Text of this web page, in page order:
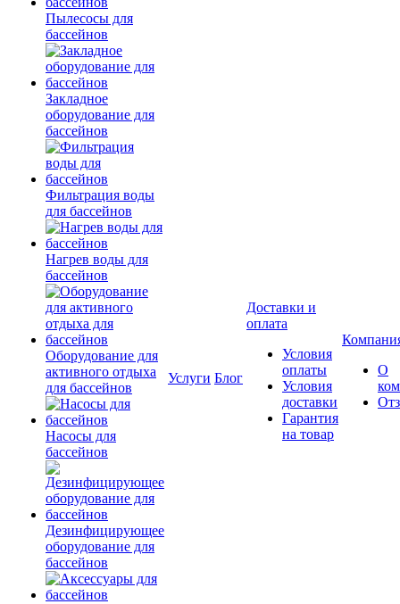
Пылесосы для
бассейнов
Закладное
оборудование для
бассейнов
Фильтрация воды
для бассейнов
Нагрев воды для
бассейнов
Оборудование для
активного отдыха
для бассейнов
Насосы для
бассейнов
Дезинфицирующее
оборудование для
бассейнов
Услуги Блог
Доставки и
оплата
Условия
оплаты
Условия
доставки
Гарантия
на товар
О